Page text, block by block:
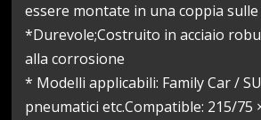
essere montate in una coppia
*Durevole;Costruito in acciaio
alla corrosione
* Modelli applicabili: Family Car /
pneumatici etc.Compatible: 215/75